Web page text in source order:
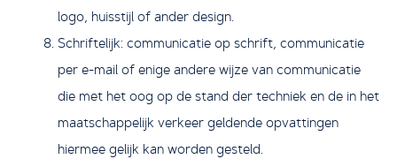
logo, huisstijl of ander design.
Schriftelijk: communicatie op schrift, communicatie
per e-mail of enige andere wijze van communicatie
die met het oog op de stand der techniek en de in het
maatschappelijk verkeer geldende opvattingen
hiermee gelijk kan worden gesteld.